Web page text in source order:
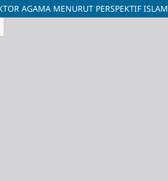
AGAMA MENURUT PERSPEKTIF ISLAM